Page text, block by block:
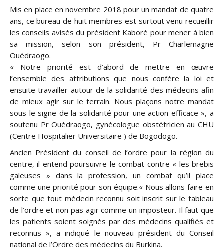
Mis en place en novembre 2018 pour un mandat de quatre
ans, ce bureau de huit membres est surtout venu recueillir
les conseils avisés du président Kaboré pour mener à bien
sa mission, selon son président, Pr Charlemagne
Ouédraogo.
« Notre priorité est d’abord de mettre en œuvre
l’ensemble des attributions que nous confère la loi et
ensuite travailler autour de la solidarité des médecins afin
de mieux agir sur le terrain. Nous plaçons notre mandat
sous le signe de la solidarité pour une action efficace », a
soutenu Pr Ouédraogo, gynécologue obstétricien au CHU
(Centre Hospitalier Universitaire ) de Bogodogo.
Ancien Président du conseil de l’ordre pour la région du
centre, il entend poursuivre le combat contre « les brebis
galeuses » dans la profession, un combat qu’il place
comme une priorité pour son équipe.« Nous allons faire en
sorte que tout médecin reconnu soit inscrit sur le tableau
de l’ordre et non pas agir comme un imposteur. Il faut que
les patients soient soignés par des médecins qualifiés et
reconnus », a indiqué le nouveau président du Conseil
national de l’Ordre des médecins du Burkina.